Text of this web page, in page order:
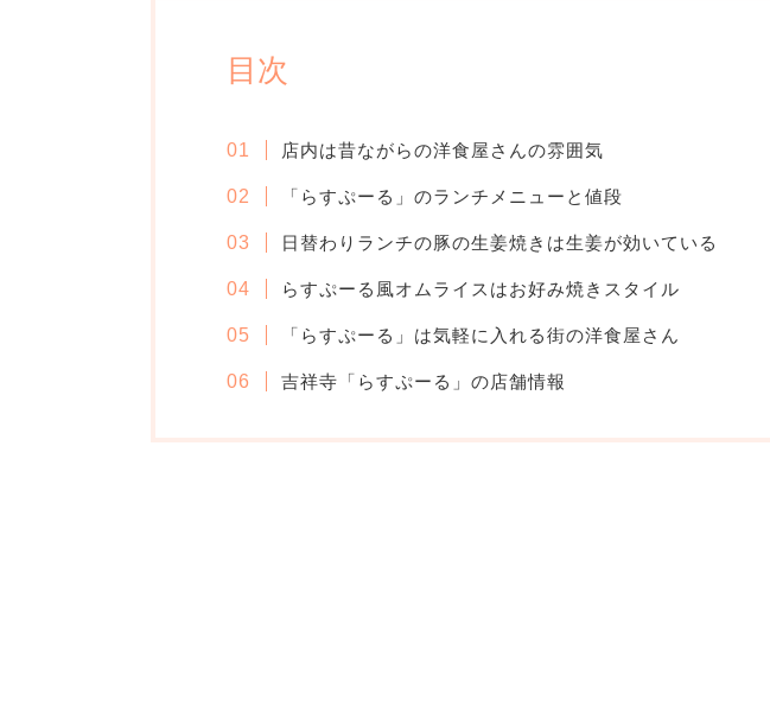
目次
店内は昔ながらの洋食屋さんの雰囲気
「らすぷーる」のランチメニューと値段
日替わりランチの豚の生姜焼きは生姜が効いている
らすぷーる風オムライスはお好み焼きスタイル
「らすぷーる」は気軽に入れる街の洋食屋さん
吉祥寺「らすぷーる」の店舗情報